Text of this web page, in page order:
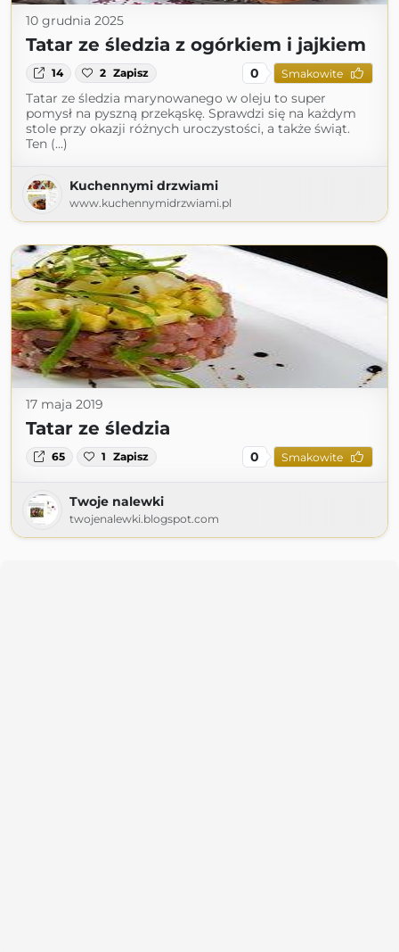
10 grudnia 2025
Tatar ze śledzia z ogórkiem i jajkiem
14 2 Zapisz 0 Smakowite
Tatar ze śledzia marynowanego w oleju to super
pomysł na pyszną przekąskę. Sprawdzi się na każdym
stole przy okazji różnych uroczystości, a także świąt.
Ten (...)
Kuchennymi drzwiami
www.kuchennymidrzwiami.pl
17 maja 2019
Tatar ze śledzia
65 1 Zapisz 0 Smakowite
Twoje nalewki
twojenalewki.blogspot.com